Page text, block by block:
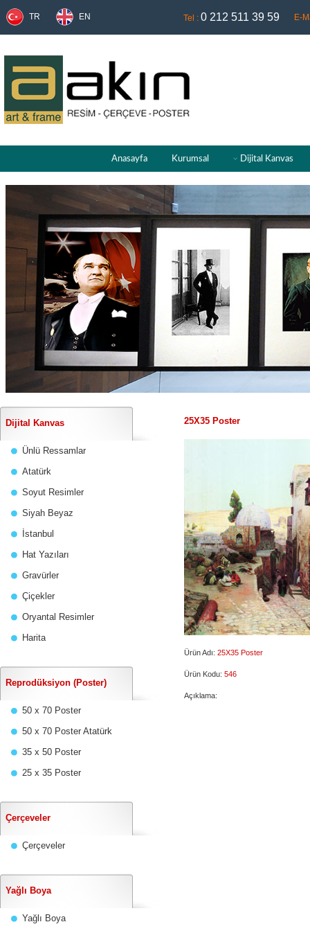
TR EN Tel : 0 212 511 39 59 E-
Anasayfa Kurumsal Dijital Kanvas
Dijital Kanvas
Ünlü Ressamlar
Atatürk
Soyut Resimler
Siyah Beyaz
İstanbul
Hat Yazıları
Gravürler
Çiçekler
Oryantal Resimler
Harita
Reprodüksiyon (Poster)
50 x 70 Poster
50 x 70 Poster Atatürk
35 x 50 Poster
25 x 35 Poster
Çerçeveler
Çerçeveler
Yağlı Boya
Yağlı Boya
25X35 Poster
Ürün Adı: 25X35 Poster
Ürün Kodu: 546
Açıklama: